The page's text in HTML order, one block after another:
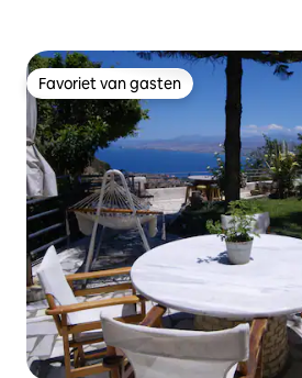
Favoriet van gasten
Favoriet van gasten